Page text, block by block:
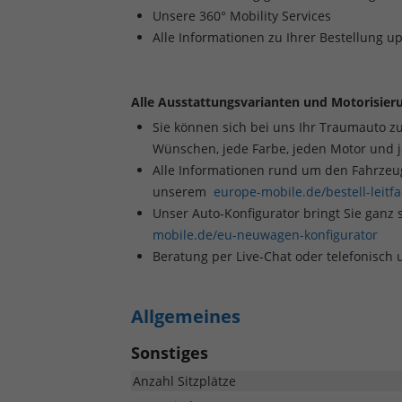
Unsere 360° Mobility Services
Alle Informationen zu Ihrer Bestellung
Alle Ausstattungsvarianten und
Sie können sich bei uns Ihr Traumauto
Wünschen, jede Farbe, jeden Motor
Alle Informationen rund um den
unserem europe-mobile.de/bestell-
Unser Auto-Konfigurator bringt Sie
mobile.de/eu-neuwagen-konfigurator
Beratung per Live-Chat oder telefonisch
Allgemeines
Sonstiges
Anzahl Sitzplätze